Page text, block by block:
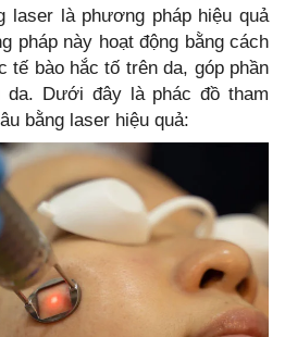
laser là phương pháp hiệu quả
pháp này hoạt động bằng cách
tế bào hắc tố trên da, góp phần
da. Dưới đây là phác đồ tham
bằng laser hiệu quả: